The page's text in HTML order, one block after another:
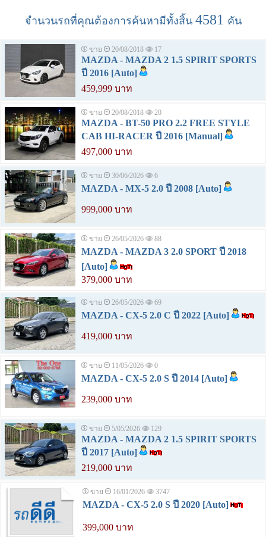
จำนวนรถที่คุณต้องการค้นหามีทั้งสิ้น 4581 คัน
ขาย 20/08/2018 17
MAZDA - MAZDA 2 1.5 SPIRIT SPORTS
ปี 2016 [Auto]
459,999 บาท
ขาย 20/08/2018 20
MAZDA - BT-50 PRO 2.2 FREE STYLE
CAB HI-RACER ปี 2016 [Manual]
497,000 บาท
ขาย 30/06/2026 6
MAZDA - MX-5 2.0 ปี 2008 [Auto]
999,000 บาท
ขาย 26/05/2026 88
MAZDA - MAZDA 3 2.0 SPORT ปี 2018
[Auto]
379,000 บาท
ขาย 26/05/2026 69
MAZDA - CX-5 2.0 C ปี 2022 [Auto]
419,000 บาท
ขาย 11/05/2026 0
MAZDA - CX-5 2.0 S ปี 2014 [Auto]
239,000 บาท
ขาย 5/05/2026 129
MAZDA - MAZDA 2 1.5 SPIRIT SPORTS
ปี 2017 [Auto]
219,000 บาท
ขาย 16/01/2026 3747
MAZDA - CX-5 2.0 S ปี 2020 [Auto]
399,000 บาท